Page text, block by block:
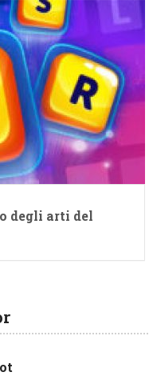
degli arti del